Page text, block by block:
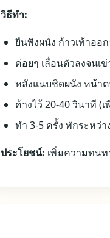
วิธีทำ:
ยืนพิงผนัง ก้าวเท้าออ
ค่อยๆ เลื่อนตัวลงจนเ
หลังแนบชิดผนัง หน้าต
ค้างไว้ 20-40 วินาที (
ทำ 3-5 ครั้ง พักระหว่า
ประโยชน์: เพิ่มความทนท